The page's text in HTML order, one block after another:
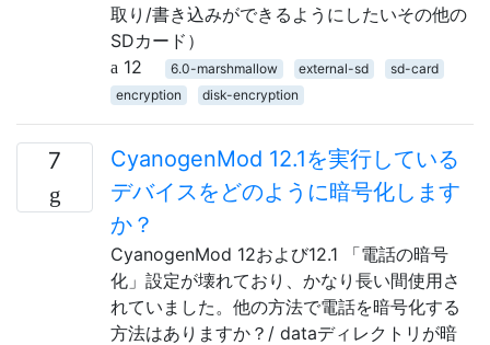
取り/書き込みができるようにしたいその他の
SDカード）
12
6.0-marshmallow external-sd
sd-card
encryption
disk-encryption
7
CyanogenMod 12.1を実行している
デバイスをどのように暗号化します
か？
CyanogenMod 12および12.1 「電話の暗号
化」設定が壊れており、かなり長い間使用さ
れていました。他の方法で電話を暗号化する
方法はありますか？/ dataディレクトリが暗